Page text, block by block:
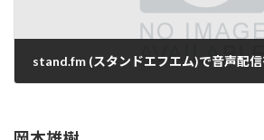
stand.fm (スタンドエフエム)で音声配